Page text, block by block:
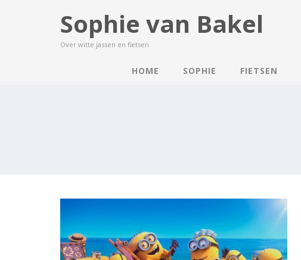
Sophie van Bakel
Over witte jassen en fietsen
HOME SOPHIE FIETSEN